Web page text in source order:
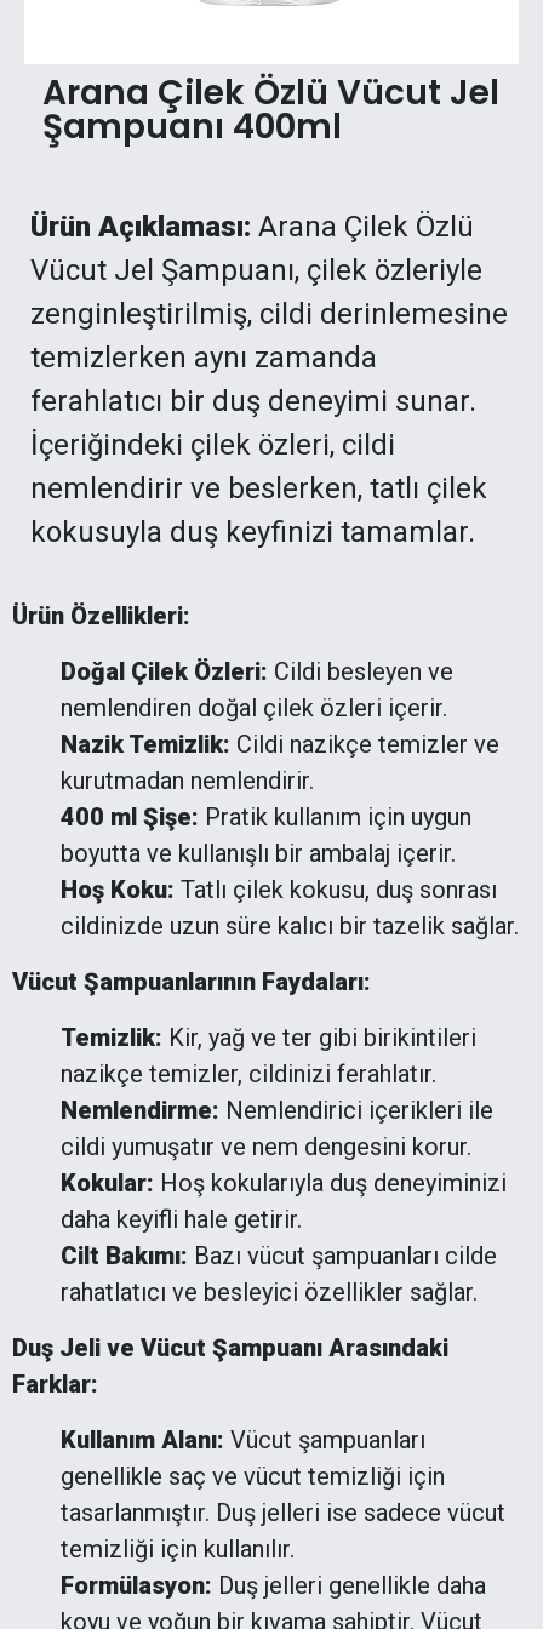
Arana Çilek Özlü Vücut Jel
Şampuanı 400ml
Ürün Açıklaması: Arana Çilek Özlü
Vücut Jel Şampuanı, çilek özleriyle
zenginleştirilmiş, cildi derinlemesine
temizlerken aynı zamanda
ferahlatıcı bir duş deneyimi sunar.
İçeriğindeki çilek özleri, cildi
nemlendirir ve beslerken, tatlı çilek
kokusuyla duş keyfinizi tamamlar.
Ürün Özellikleri:
Doğal Çilek Özleri: Cildi besleyen ve
nemlendiren doğal çilek özleri içerir.
Nazik Temizlik: Cildi nazikçe temizler ve
kurutmadan nemlendirir.
400 ml Şişe: Pratik kullanım için uygun
boyutta ve kullanışlı bir ambalaj içerir.
Hoş Koku: Tatlı çilek kokusu, duş sonrası
cildinizde uzun süre kalıcı bir tazelik sağlar.
Vücut Şampuanlarının Faydaları:
Temizlik: Kir, yağ ve ter gibi birikintileri
nazikçe temizler, cildinizi ferahlatır.
Nemlendirme: Nemlendirici içerikleri ile
cildi yumuşatır ve nem dengesini korur.
Kokular: Hoş kokularıyla duş deneyiminizi
daha keyifli hale getirir.
Cilt Bakımı: Bazı vücut şampuanları cilde
rahatlatıcı ve besleyici özellikler sağlar.
Duş Jeli ve Vücut Şampuanı Arasındaki
Farklar:
Kullanım Alanı: Vücut şampuanları
genellikle saç ve vücut temizliği için
tasarlanmıştır. Duş jelleri ise sadece vücut
temizliği için kullanılır.
Formülasyon: Duş jelleri genellikle daha
koyu ve yoğun bir kıvama sahiptir. Vücut